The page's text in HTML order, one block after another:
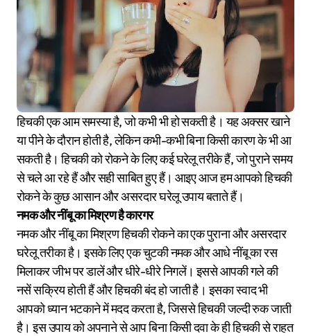
हिचकी एक आम समस्या है, जो कभी भी हो सकती है। यह अक्सर खाने
या पीने के दौरान होती है, लेकिन कभी-कभी बिना किसी कारण के भी आ
सकती है। हिचकी को रोकने के लिए कई घरेलू तरीके हैं, जो पुराने समय
से चले आ रहे हैं और सही साबित हुए हैं। आइए आज हम आपको हिचकी
रोकने के कुछ आसान और असरदार घरेलू उपाय बताते हैं।
नमक और नींबू का मिश्रण है कारगर
नमक और नींबू का मिश्रण हिचकी रोकने का एक पुराना और असरदार
घरेलू तरीका है। इसके लिए एक चुटकी नमक और आधे नींबू का रस
मिलाकर जीभ पर डालें और धीरे-धीरे निगलें। इससे आपकी गले की
नसें सक्रिय होती हैं और हिचकी बंद हो जाती है। इसका स्वाद भी
आपको ध्यान भटकाने में मदद करता है, जिससे हिचकी जल्दी रुक जाती
है। इस उपाय को अपनाने से आप बिना किसी दवा के ही हिचकी से राहत